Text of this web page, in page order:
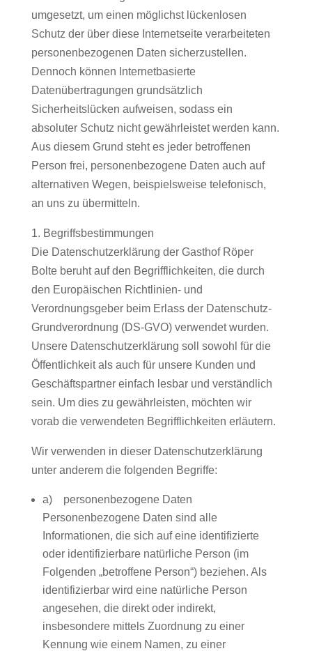
umgesetzt, um einen möglichst lückenlosen
Schutz der über diese Internetseite verarbeiteten
personenbezogenen Daten sicherzustellen.
Dennoch können Internetbasierte
Datenübertragungen grundsätzlich
Sicherheitslücken aufweisen, sodass ein
absoluter Schutz nicht gewährleistet werden kann.
Aus diesem Grund steht es jeder betroffenen
Person frei, personenbezogene Daten auch auf
alternativen Wegen, beispielsweise telefonisch,
an uns zu übermitteln.
1. Begriffsbestimmungen
Die Datenschutzerklärung der Gasthof Röper
Bolte beruht auf den Begrifflichkeiten, die durch
den Europäischen Richtlinien- und
Verordnungsgeber beim Erlass der Datenschutz-
Grundverordnung (DS-GVO) verwendet wurden.
Unsere Datenschutzerklärung soll sowohl für die
Öffentlichkeit als auch für unsere Kunden und
Geschäftspartner einfach lesbar und verständlich
sein. Um dies zu gewährleisten, möchten wir
vorab die verwendeten Begrifflichkeiten erläutern.
Wir verwenden in dieser Datenschutzerklärung
unter anderem die folgenden Begriffe:
a) personenbezogene Daten
Personenbezogene Daten sind alle
Informationen, die sich auf eine identifizierte
oder identifizierbare natürliche Person (im
Folgenden „betroffene Person“) beziehen. Als
identifizierbar wird eine natürliche Person
angesehen, die direkt oder indirekt,
insbesondere mittels Zuordnung zu einer
Kennung wie einem Namen, zu einer